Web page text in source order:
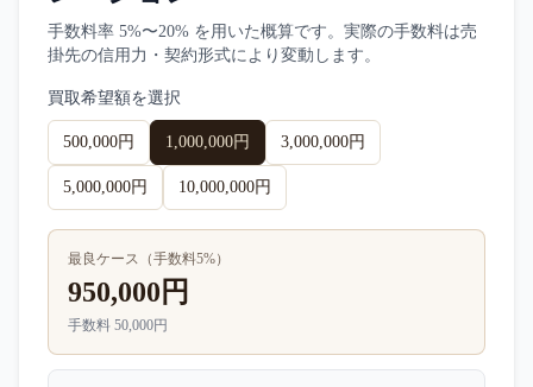
手数料率 5%〜20% を用いた概算です。実際の手数料は売
掛先の信用力・契約形式により変動します。
買取希望額を選択
500,000円 1,000,000円 3,000,000円
5,000,000円 10,000,000円
最良ケース（手数料5%）
950,000円
手数料 50,000円